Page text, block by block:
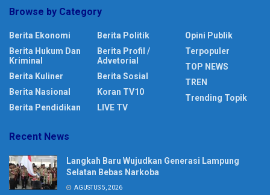
Browse by Category
Berita Ekonomi
Berita Hukum Dan
Kriminal
Berita Kuliner
Berita Nasional
Berita Pendidikan
Berita Politik
Berita Profil /
Advetorial
Berita Sosial
Koran TV10
LIVE TV
Opini Publik
Terpopuler
TOP NEWS
TREN
Trending Topik
Recent News
Langkah Baru Wujudkan Generasi Lampung
Selatan Bebas Narkoba
AGUSTUS 5, 2026